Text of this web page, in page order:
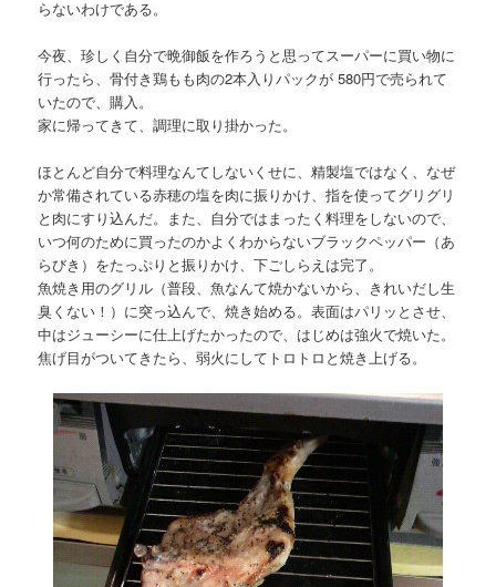
らないわけである。
今夜、珍しく自分で晩御飯を作ろうと思ってスーパーに買い物に
行ったら、骨付き鶏もも肉の2本入りパックが 580円で売られて
いたので、購入。
家に帰ってきて、調理に取り掛かった。
ほとんど自分で料理なんてしないくせに、精製塩ではなく、なぜ
か常備されている赤穂の塩を肉に振りかけ、指を使ってグリグリ
と肉にすり込んだ。また、自分ではまったく料理をしないので、
いつ何のために買ったのかよくわからないブラックペッパー（あ
らびき）をたっぷりと振りかけ、下ごしらえは完了。
魚焼き用のグリル（普段、魚なんて焼かないから、きれいだし生
臭くない！）に突っ込んで、焼き始める。表面はパリッとさせ、
中はジューシーに仕上げたかったので、はじめは強火で焼いた。
焦げ目がついてきたら、弱火にしてトロトロと焼き上げる。